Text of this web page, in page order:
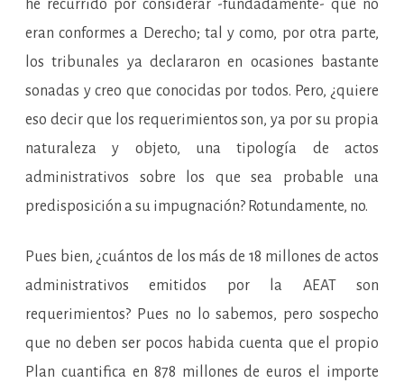
he recurrido por considerar -fundadamente- que no
eran conformes a Derecho; tal y como, por otra parte,
los tribunales ya declararon en ocasiones bastante
sonadas y creo que conocidas por todos. Pero, ¿quiere
eso decir que los requerimientos son, ya por su propia
naturaleza y objeto, una tipología de actos
administrativos sobre los que sea probable una
predisposición a su impugnación? Rotundamente, no.
Pues bien, ¿cuántos de los más de 18 millones de actos
administrativos emitidos por la AEAT son
requerimientos? Pues no lo sabemos, pero sospecho
que no deben ser pocos habida cuenta que el propio
Plan cuantifica en 878 millones de euros el importe